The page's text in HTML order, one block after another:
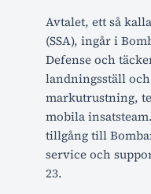
Avtalet, ett så
(SSA), ingår i
Defense och
landningsställ
markutrustning,
mobila
tillgång till
service och
23.